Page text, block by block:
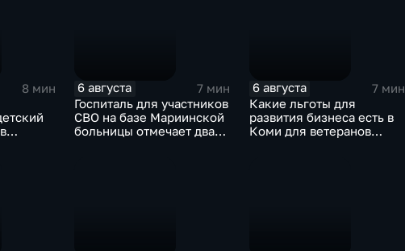
8 мин 6 августа
7 мин
Госпиталь для участников
СВО на базе Мариинской
больницы отмечает два
6 августа
7 мин
Какие льготы для
развития бизнеса есть в
Коми для ветеранов